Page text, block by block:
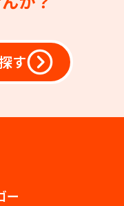
す
ー